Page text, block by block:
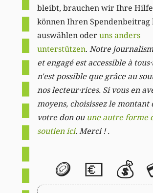
bleibt, brauchen wir Ihre
können Ihren Spendenbeitrag
auswählen oderuns anders
unterstützen. Notre
et engagé est accessible à
n'est possible que grâce au
nos lecteur·rices. Si vous en
moyens, choisissez le montant
votre don ou une autre forme
soutien ici. Merci ! .
🪙 💶 💰